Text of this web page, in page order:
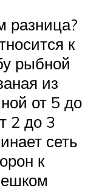
разница?
к
рыбной
из
от 5 до
2 до 3
сеть
к